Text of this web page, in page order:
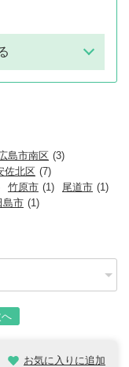
島市南区 (3)
佐北区 (7)
竹原市 (1) 尾道市 (1)
島市 (1)
お気に入りに追加